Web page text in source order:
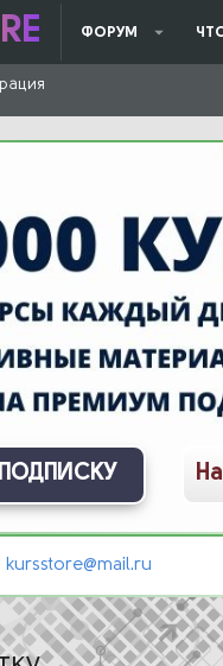
ФОРУМ
kursstore@mail.ru